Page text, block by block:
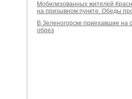
Мобилизованных жителей
на призывном пункте. Обеды
В Зеленогорске приехавшие
обрез